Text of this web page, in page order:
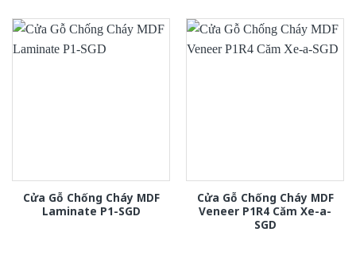
Cửa Gỗ Chống Cháy MDF
Laminate P1-SGD
Cửa Gỗ Chống Cháy MDF
Veneer P1R4 Căm Xe-a-
SGD